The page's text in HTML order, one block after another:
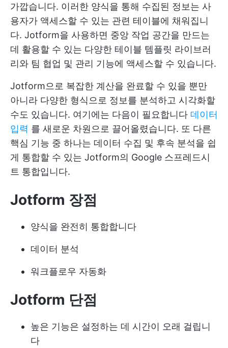
가깝습니다. 이러한 양식을 통해 수집된 정보는 사
용자가 액세스할 수 있는 관련 테이블에 채워집니
다. Jotform을 사용하면 중앙 작업 공간을 만드는
데 활용할 수 있는 다양한 테이블 템플릿 라이브러
리와 팀 협업 및 관리 기능에 액세스할 수 있습니다.
Jotform으로 복잡한 계산을 완료할 수 있을 뿐만
아니라 다양한 형식으로 정보를 분석하고 시각화할
수도 있습니다. 여기에는 다음이 필요합니다 데이터
입력 를 새로운 차원으로 끌어올렸습니다. 또 다른
핵심 기능 중 하나는 데이터 수집 및 후속 분석을 쉽
게 통합할 수 있는 Jotform의 Google 스프레드시
트 통합입니다.
Jotform 장점
양식을 완전히 통합합니다
데이터 분석
워크플로우 자동화
Jotform 단점
높은 기능은 설정하는 데 시간이 오래 걸립니
다